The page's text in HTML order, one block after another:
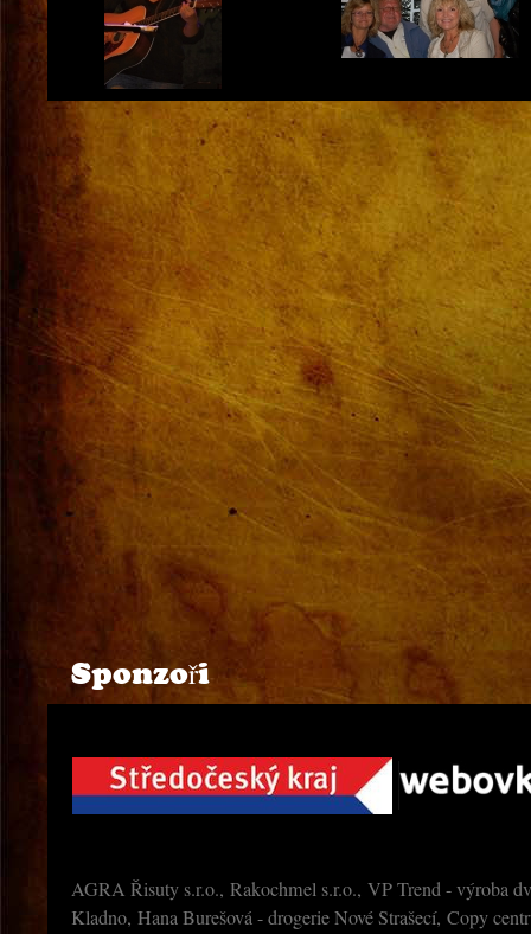
Sponzoři
AGRA Řisuty s.r.o., Rakochmel s.r.o., VP Trend - výroba
Kladno, Hana Burešová - drogerie Nové Strašecí, Copy